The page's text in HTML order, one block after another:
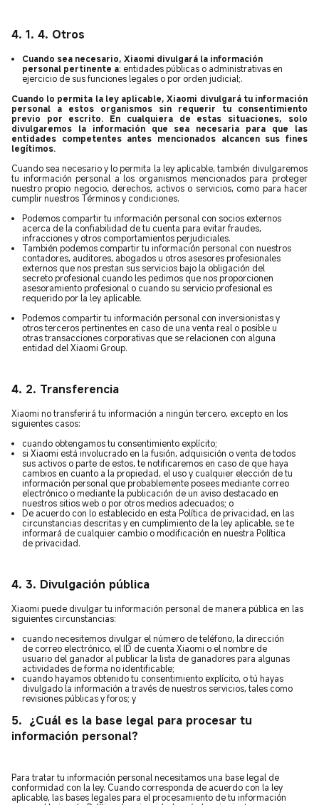
4. 1. 4. Otros
Cuando sea necesario, Xiaomi divulgará la información
personal pertinente a: entidades públicas o administrativas en
ejercicio de sus funciones legales o por orden judicial;.
Cuando lo permita la ley aplicable, Xiaomi divulgará tu información
personal a estos organismos sin requerir tu consentimiento
previo por escrito. En cualquiera de estas situaciones, solo
divulgaremos la información que sea necesaria para que las
entidades competentes antes mencionados alcancen sus fines
legítimos.
Cuando sea necesario y lo permita la ley aplicable, también divulgaremos
tu información personal a los organismos mencionados para proteger
nuestro propio negocio, derechos, activos o servicios, como para hacer
cumplir nuestros Términos y condiciones.
Podemos compartir tu información personal con socios externos
acerca de la confiabilidad de tu cuenta para evitar fraudes,
infracciones y otros comportamientos perjudiciales.
También podemos compartir tu información personal con nuestros
contadores, auditores, abogados u otros asesores profesionales
externos que nos prestan sus servicios bajo la obligación del
secreto profesional cuando les pedimos que nos proporcionen
asesoramiento profesional o cuando su servicio profesional es
requerido por la ley aplicable.
Podemos compartir tu información personal con inversionistas y
otros terceros pertinentes en caso de una venta real o posible u
otras transacciones corporativas que se relacionen con alguna
entidad del Xiaomi Group.
4. 2. Transferencia
Xiaomi no transferirá tu información a ningún tercero, excepto en los
siguientes casos:
cuando obtengamos tu consentimiento explícito;
si Xiaomi está involucrado en la fusión, adquisición o venta de todos
sus activos o parte de estos, te notificaremos en caso de que haya
cambios en cuanto a la propiedad, el uso y cualquier elección de tu
información personal que probablemente posees mediante correo
electrónico o mediante la publicación de un aviso destacado en
nuestros sitios web o por otros medios adecuados; o
De acuerdo con lo establecido en esta Política de privacidad, en las
circunstancias descritas y en cumplimiento de la ley aplicable, se te
informará de cualquier cambio o modificación en nuestra Política
de privacidad.
4. 3. Divulgación pública
Xiaomi puede divulgar tu información personal de manera pública en las
siguientes circunstancias:
cuando necesitemos divulgar el número de teléfono, la dirección
de correo electrónico, el ID de cuenta Xiaomi o el nombre de
usuario del ganador al publicar la lista de ganadores para algunas
actividades de forma no identificable;
cuando hayamos obtenido tu consentimiento explícito, o tú hayas
divulgado la información a través de nuestros servicios, tales como
revisiones públicas y foros; y
5. ¿Cuál es la base legal para procesar tu
información personal?
Para tratar tu información personal necesitamos una base legal de
conformidad con la ley. Cuando corresponda de acuerdo con la ley
aplicable, las bases legales para el procesamiento de tu información